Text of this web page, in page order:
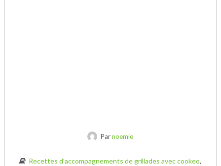
Parnoemie
Recettes d'accompagnements de grillades avec cookeo,